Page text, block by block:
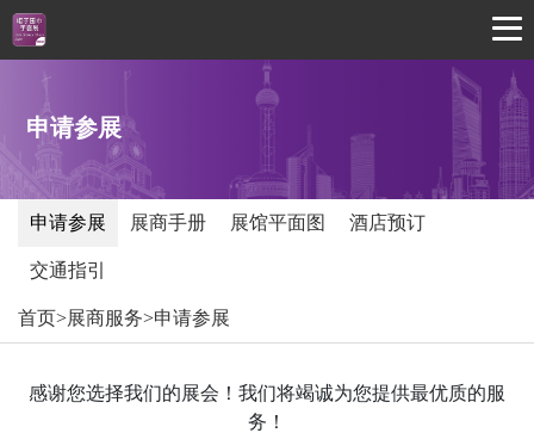
申请参展
申请参展 展商手册 展馆平面图 酒店预订
交通指引
首页>展商服务>申请参展
感谢您选择我们的展会！我们将竭诚为您提供最优质的服
务！